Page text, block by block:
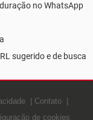
no WhatsApp
sugerido e de busca
Contato
de cookies